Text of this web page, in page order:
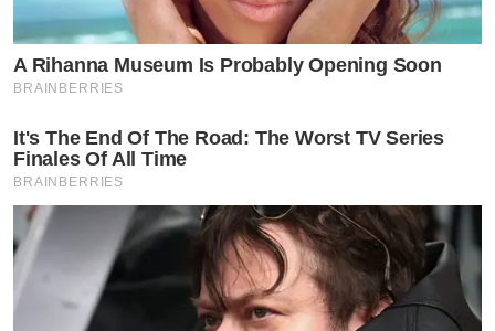
A Rihanna Museum Is Probably Opening Soon
BRAINBERRIES
It's The End Of The Road: The Worst TV Series
Finales Of All Time
BRAINBERRIES